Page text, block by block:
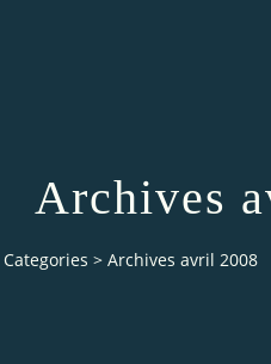
Archives
Categories > Archives avril 2008